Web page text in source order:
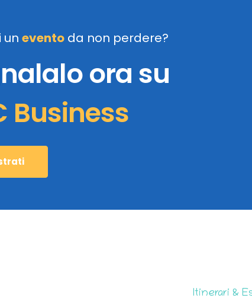
un evento da non perdere?
ora su
Business
Itinerari &